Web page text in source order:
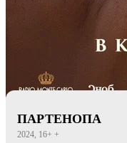
ПАРТЕНОПА
2024, 16+ +